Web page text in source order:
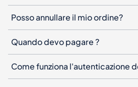
Posso annullare il mio ordine?
Quando devo pagare ?
Come funziona l'autenticazione